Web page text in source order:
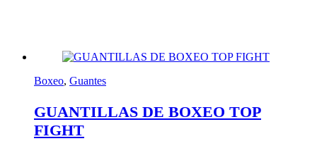
Boxeo, Guantes
GUANTILLAS DE BOXEO TOP
FIGHT